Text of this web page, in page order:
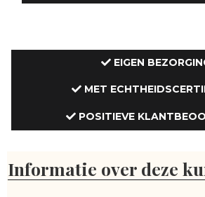
EIGEN
MET
POSITIEVE
Informatie over deze